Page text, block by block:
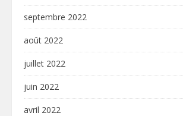
septembre 2022
août 2022
juillet 2022
juin 2022
avril 2022